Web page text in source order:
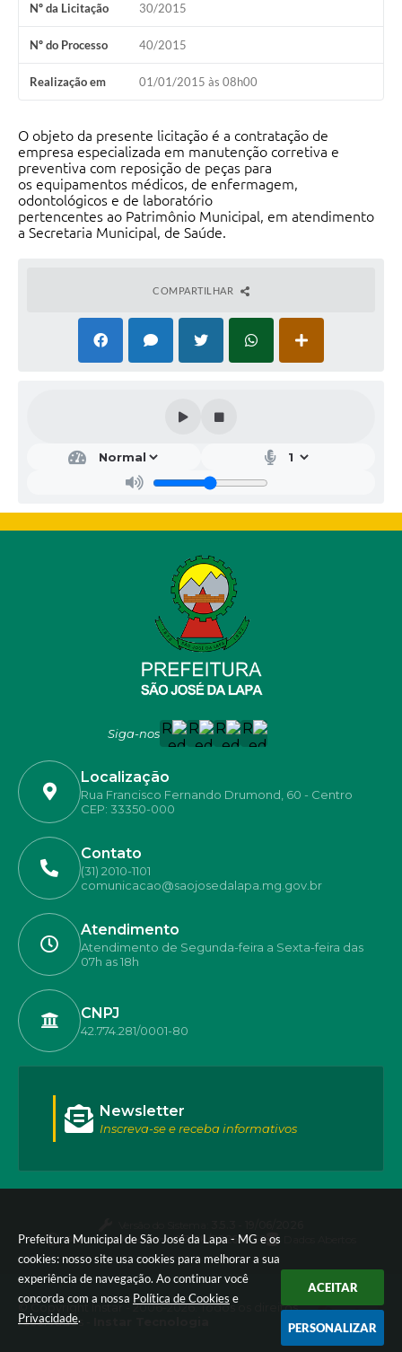
Prefeitura Municipal de São José da Lapa - MG e os
cookies: nosso site usa cookies para melhorar a sua
experiência de navegação. Ao continuar você
concorda com a nossa Política de Cookies e
Privacidade.
ACEITAR
PERSONALIZAR
Nº da Licitação 30/2015
Nº do Processo 40/2015
Realização em 01/01/2015 às 08h00
O objeto da presente licitação é a contratação de
empresa especializada em manutenção corretiva e
preventiva com reposição de peças para
os equipamentos médicos, de enfermagem,
odontológicos e de laboratório
pertencentes ao Patrimônio Municipal, em atendimento
a Secretaria Municipal, de Saúde.
COMPARTILHAR
Siga-nos
Localização
Rua Francisco Fernando Drumond, 60 - Centro
CEP: 33350-000
Contato
(31) 2010-1101
comunicacao@saojosedalapa.mg.gov.br
Atendimento
Atendimento de Segunda-feira a Sexta-feira das
07h as 18h
CNPJ
42.774.281/0001-80
Newsletter
Inscreva-se e receba informativos
Portal atualizado em:07/08/2026 17:50
© Copyright Instar - 2006-2026. Todos os direitos
reservados -